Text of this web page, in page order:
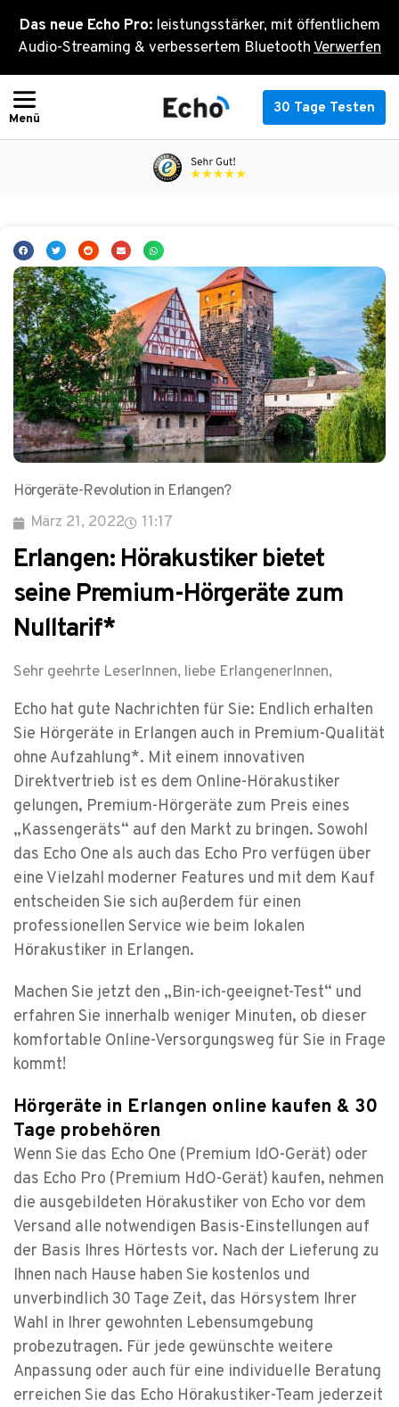
Das neue Echo Pro: leistungsstärker, mit öffentlichem
Audio-Streaming & verbessertem BluetoothVerwerfen
Inhalt
springen
30 Tage Testen
Hörgeräte-Revolution in Erlangen?
März 21, 2022
11:17
Erlangen: Hörakustiker bietet
seine Premium-Hörgeräte zum
Nulltarif*
Sehr geehrte LeserInnen, liebe ErlangenerInnen,
Echo hat gute Nachrichten für Sie: Endlich erhalten
Sie Hörgeräte in Erlangen auch in Premium-Qualität
ohne Aufzahlung*. Mit einem innovativen
Direktvertrieb ist es dem Online-Hörakustiker
gelungen, Premium-Hörgeräte zum Preis eines
„Kassengeräts“ auf den Markt zu bringen. Sowohl
das Echo One als auch das Echo Pro verfügen über
eine Vielzahl moderner Features und mit dem Kauf
entscheiden Sie sich außerdem für einen
professionellen Service wie beim lokalen
Hörakustiker in Erlangen.
Machen Sie jetzt den „Bin-ich-geeignet-Test“ und
erfahren Sie innerhalb weniger Minuten, ob dieser
komfortable Online-Versorgungsweg für Sie in Frage
kommt!
Hörgeräte in Erlangen online kaufen & 30
Tage probehören
Wenn Sie das Echo One (Premium IdO-Gerät) oder
das Echo Pro (Premium HdO-Gerät) kaufen, nehmen
die ausgebildeten Hörakustiker von Echo vor dem
Versand alle notwendigen Basis-Einstellungen auf
der Basis Ihres Hörtests vor. Nach der Lieferung zu
Ihnen nach Hause haben Sie kostenlos und
unverbindlich 30 Tage Zeit, das Hörsystem Ihrer
Wahl in Ihrer gewohnten Lebensumgebung
probezutragen. Für jede gewünschte weitere
Anpassung oder auch für eine individuelle Beratung
erreichen Sie das Echo Hörakustiker-Team jederzeit